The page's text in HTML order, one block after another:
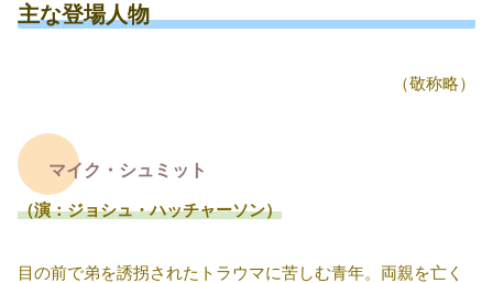
主な登場人物
（敬称略）
マイク・シュミット
（演：ジョシュ・ハッチャーソン）
目の前で弟を誘拐されたトラウマに苦しむ青年。両親を亡く